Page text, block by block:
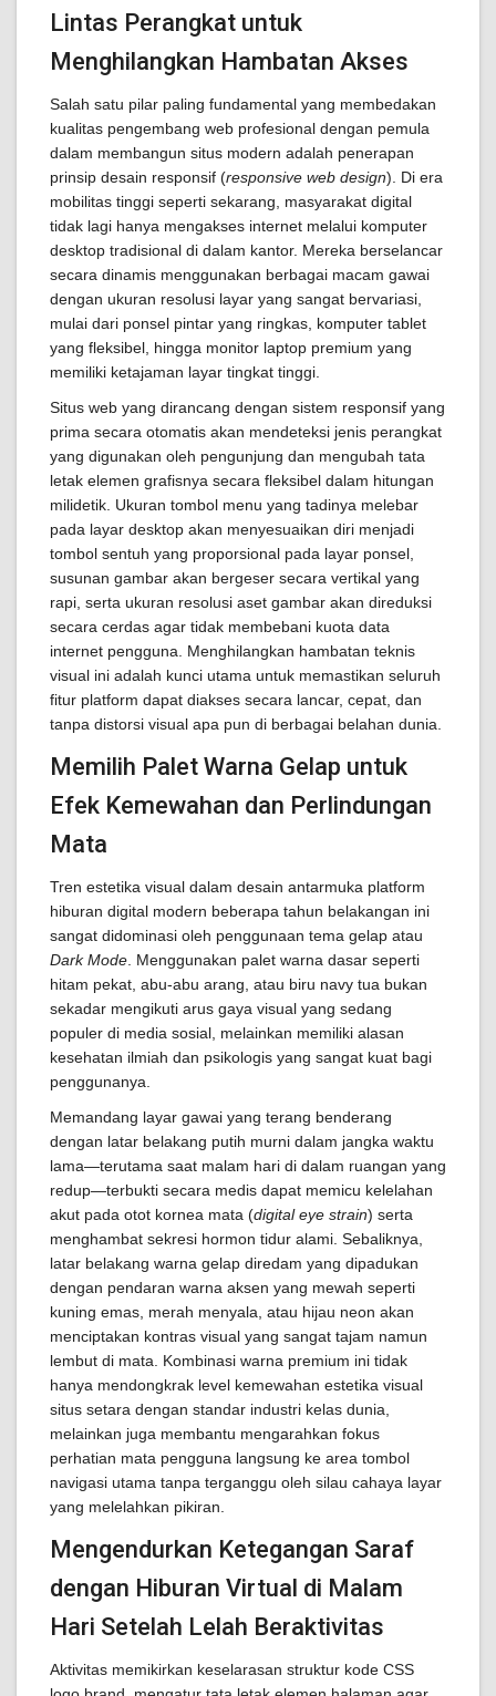
Lintas Perangkat untuk
Menghilangkan Hambatan Akses
Salah satu pilar paling fundamental yang membedakan
kualitas pengembang web profesional dengan pemula
dalam membangun situs modern adalah penerapan
prinsip desain responsif (responsive web design). Di era
mobilitas tinggi seperti sekarang, masyarakat digital
tidak lagi hanya mengakses internet melalui komputer
desktop tradisional di dalam kantor. Mereka berselancar
secara dinamis menggunakan berbagai macam gawai
dengan ukuran resolusi layar yang sangat bervariasi,
mulai dari ponsel pintar yang ringkas, komputer tablet
yang fleksibel, hingga monitor laptop premium yang
memiliki ketajaman layar tingkat tinggi.
Situs web yang dirancang dengan sistem responsif yang
prima secara otomatis akan mendeteksi jenis perangkat
yang digunakan oleh pengunjung dan mengubah tata
letak elemen grafisnya secara fleksibel dalam hitungan
milidetik. Ukuran tombol menu yang tadinya melebar
pada layar desktop akan menyesuaikan diri menjadi
tombol sentuh yang proporsional pada layar ponsel,
susunan gambar akan bergeser secara vertikal yang
rapi, serta ukuran resolusi aset gambar akan direduksi
secara cerdas agar tidak membebani kuota data
internet pengguna. Menghilangkan hambatan teknis
visual ini adalah kunci utama untuk memastikan seluruh
fitur platform dapat diakses secara lancar, cepat, dan
tanpa distorsi visual apa pun di berbagai belahan dunia.
Memilih Palet Warna Gelap untuk
Efek Kemewahan dan Perlindungan
Mata
Tren estetika visual dalam desain antarmuka platform
hiburan digital modern beberapa tahun belakangan ini
sangat didominasi oleh penggunaan tema gelap atau
Dark Mode . Menggunakan palet warna dasar seperti
hitam pekat, abu-abu arang, atau biru navy tua bukan
sekadar mengikuti arus gaya visual yang sedang
populer di media sosial, melainkan memiliki alasan
kesehatan ilmiah dan psikologis yang sangat kuat bagi
penggunanya.
Memandang layar gawai yang terang benderang
dengan latar belakang putih murni dalam jangka waktu
lama—terutama saat malam hari di dalam ruangan yang
redup—terbukti secara medis dapat memicu kelelahan
akut pada otot kornea mata (digital eye strain) serta
menghambat sekresi hormon tidur alami. Sebaliknya,
latar belakang warna gelap diredam yang dipadukan
dengan pendaran warna aksen yang mewah seperti
kuning emas, merah menyala, atau hijau neon akan
menciptakan kontras visual yang sangat tajam namun
lembut di mata. Kombinasi warna premium ini tidak
hanya mendongkrak level kemewahan estetika visual
situs setara dengan standar industri kelas dunia,
melainkan juga membantu mengarahkan fokus
perhatian mata pengguna langsung ke area tombol
navigasi utama tanpa terganggu oleh silau cahaya layar
yang melelahkan pikiran.
Mengendurkan Ketegangan Saraf
dengan Hiburan Virtual di Malam
Hari Setelah Lelah Beraktivitas
Aktivitas memikirkan keselarasan struktur kode CSS